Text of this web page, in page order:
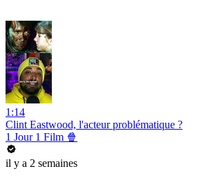
1:14
Clint Eastwood, l'acteur problématique ?
1 Jour 1 Film 🍿
il y a 2 semaines